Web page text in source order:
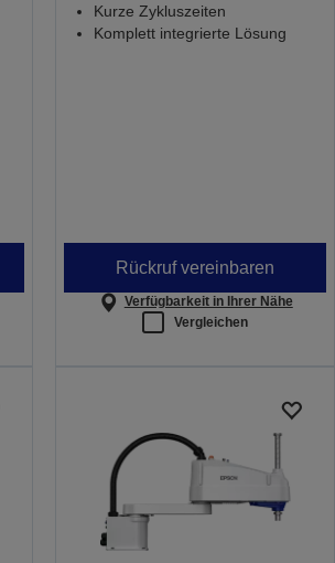
Kurze Zykluszeiten
Komplett integrierte Lösung
Rückruf vereinbaren
Verfügbarkeit in Ihrer Nähe
Vergleichen